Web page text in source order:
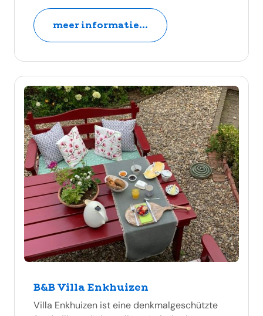
meer informatie...
B&B Villa Enkhuizen
Villa Enkhuizen ist eine denkmalgeschützte